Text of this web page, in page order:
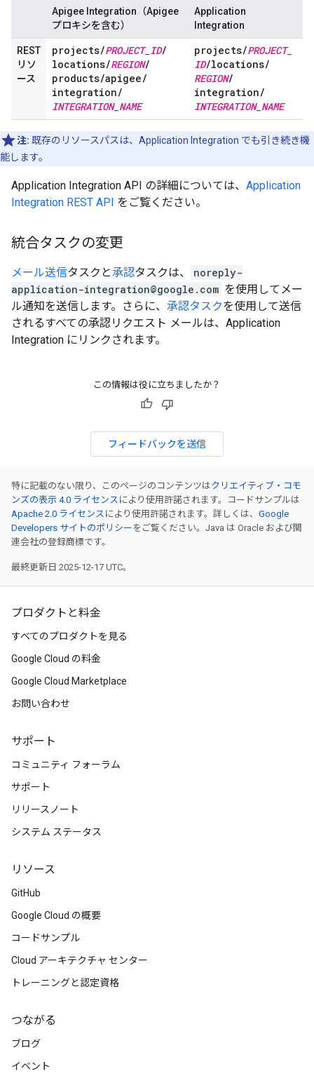
Apigee Integration（Apigee
プロキシを含む）
Application
Integration
REST
リソ
ース
projects/PROJECT_ ID/
locations/REGION/
products/apigee/
integration/
INTEGRATION_ NAME
projects/PROJECT_
ID/locations/
REGION/
integration/
INTEGRATION_ NAME
注: 既存のリソースパスは、Application Integration でも引き続き機
能します。
Application Integration API の詳細については、 Application
Integration REST API をご覧ください。
統合タスクの変更
メール送信タスクと承認タスクは、
noreply-
application-integration@google.com を使用してメー
ル通知を送信します。さらに、 承認タスクを使用して送信
されるすべての承認リクエスト メールは、Application
Integration にリンクされます。
この情報は役に立ちましたか？
フィードバックを送信
特に記載のない限り、このページのコンテンツはクリエイティブ・コモ
ンズの表示 4.0 ライセンス により使用許諾されます。コードサンプルは
Apache 2.0 ライセンス により使用許諾されます。詳しくは、 Google
Developers サイトのポリシー をご覧ください。Java は Oracle および関
連会社の登録商標です。
最終更新日 2025-12-17 UTC。
プロダクトと料金
すべてのプロダクトを見る
Google Cloud の料金
Google Cloud Marketplace
お問い合わせ
サポート
コミュニティ フォーラム
サポート
リリースノート
システム ステータス
リソース
GitHub
Google Cloud の概要
コードサンプル
Cloud アーキテクチャ センター
トレーニングと認定資格
つながる
ブログ
イベント